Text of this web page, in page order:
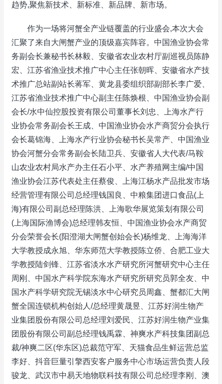
趋势,聚焦新技术、新标准、新品牌、新市场。
作为一场将河蟹全产业链覆盖的行业盛会,本次大会
汇聚了来自大闸蟹产业的顶级嘉宾阵容。中国渔业协会常
务副会长兼秘书长林毅、安徽省农业农村厅副巡视员陈静
宏、江苏省渔业技术推广中心主任张朝晖、安徽省水产技
术推广总站副站长蒋军、黄龙县委组织部副部长李广爱、
江苏省渔业技术推广中心副主任陈焕根、中国渔业协会副
会长/水中仙控股投资有限公司董事长刘忠、上海水产行
业协会常务副会长王成、中国渔业协会水产商贸分会执行
会长葛锦海、上海水产行业协会秘书长吴常产、中国渔业
协会河蟹分会常务副会长陆卫兵、安徽省人大代表/马鞍
山农业农村局水产办主任石小平、水产养殖网主编/中国
渔业协会江苏代表处主任蔡俊、上海江杨水产品批发市场
经营管理有限公司总经理钱国良、中粮集团进口食品(上
海)有限公司副总经理陈洪、上海歌华展览策划有限公司
(上海国际渔博会)总经理韩友恒、中国渔业协会水产商贸
分会荣誉会长(阳澄湖大闸蟹创始会长)杨维龙、上海海洋
大学教授成永旭、华东师范大学教授陈立侨、合肥工业大
学教授陆剑锋、江苏省淡水水产研究所河蟹研究中心主任
周刚、中国水产科学院东海水产研究所研究员郭全友、中
国水产科学研究院无锡淡水中心研究员周鑫、蟹都汇大闸
蟹全国连锁机构创始人/总经理黄晟昱、江苏好润生物产
业集团股份有限公司总经理刘爱民、江苏好润生物产业集
团股份有限公司副总经理钱禹霖、神爽水产科技集团副总
裁/神爽二区(华东区)总裁范守军、天猫食品生鲜运营总监
李好、抖音巨量引擎西安客户服务中心市场运营负责人段
骏龙、武汉市中易天地物联科技有限公司总经理李刚、澳